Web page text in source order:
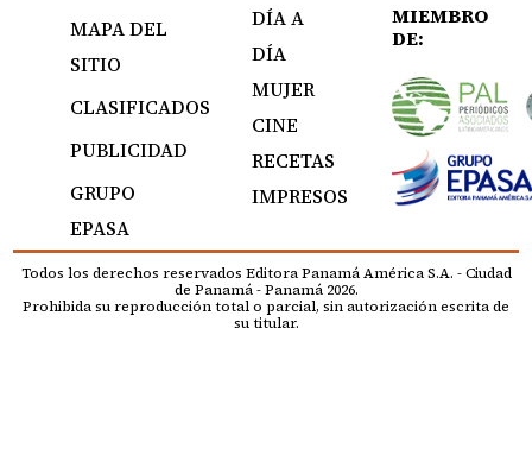
MAPA DEL
SITIO
CLASIFICADOS
PUBLICIDAD
GRUPO
EPASA
DÍA A
DÍA
MUJER
CINE
RECETAS
IMPRESOS
MIEMBRO
DE:
Todos los derechos reservados Editora Panamá América S.A. - Ciudad
de Panamá - Panamá 2026.
Prohibida su reproducción total o parcial, sin autorización escrita de
su titular.